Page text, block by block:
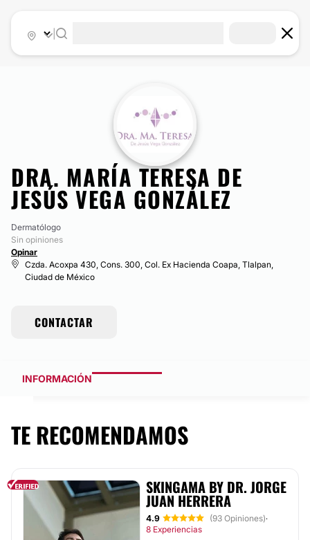
DRA. MARÍA TERESA DE
JESÚS VEGA GONZÁLEZ
Dermatólogo
Sin opiniones
Opinar
Czda. Acoxpa 430, Cons. 300, Col. Ex Hacienda Coapa, Tlalpan,
Ciudad de México
CONTACTAR
INFORMACIÓN
TE RECOMENDAMOS
SKINGAMA BY DR. JORGE
JUAN HERRERA
4.9 (93 Opiniones)·
8 Experiencias